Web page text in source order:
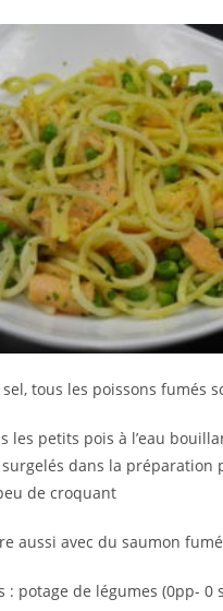
tous les poissons fumés
les petits pois à l’eau
dans la préparation
de croquant
aussi avec du saumon
: potage de légumes (0pp- 0